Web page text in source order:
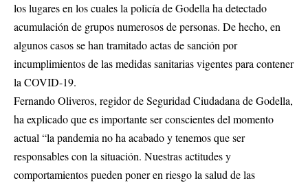
los lugares en los cuales la policía de Godella ha detectado
acumulación de grupos numerosos de personas. De hecho, en
algunos casos se han tramitado actas de sanción por
incumplimientos de las medidas sanitarias vigentes para contener
la COVID-19.
Fernando Oliveros, regidor de Seguridad Ciudadana de Godella,
ha explicado que es importante ser conscientes del momento
actual “la pandemia no ha acabado y tenemos que ser
responsables con la situación. Nuestras actitudes y
comportamientos pueden poner en riesgo la salud de las